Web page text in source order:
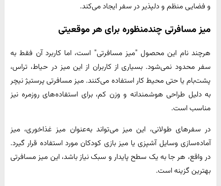
و فضایی منظم و دلپذیر در سفر ایجاد می‌کند.
میز مسافرتی چندمنظوره برای هر موقعیتی
هرچند نام این محصول "میز مسافرتی" است، اما کاربرد آن فقط به
سفر محدود نمی‌شود. بسیاری از کاربران از این میز در حیاط، تراس،
پشت‌بام یا حتی محیط کار استفاده می‌کنند. میز مسافرتی پرستیژ نیچر
به دلیل طراحی هوشمندانه و وزن کم، برای استفاده‌های روزمره نیز
مناسب است.
در سفرهای طولانی، این میز می‌تواند به‌عنوان میز غذاخوری، میز
آماده‌سازی وسایل آشپزی یا میز بازی کودکان مورد استفاده قرار گیرد.
در واقع، هر جا به یک سطح پایدار و سبک نیاز باشد، این میز مسافرتی
بهترین گزینه است.